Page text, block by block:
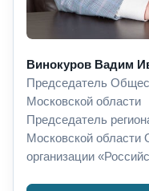
Винокуров Вадим
Председатель
Московской области
Председатель
Московской области
организации